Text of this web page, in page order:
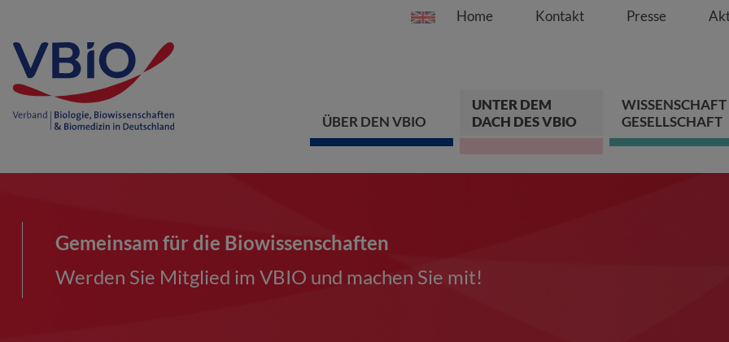
Springe direkt zu:
Zum Hauptinhalt
Zur Hauptnavigation
Zur Footer-
Home Kontakt Presse
ÜBER DEN VBIO
UNTER DEM
DACH DES VBIO
WISSENSCHAFT
GESELLSCHAFT
Gemeinsam für die Biowissenschaften
Werden Sie Mitglied im VBIO und machen Sie mit!